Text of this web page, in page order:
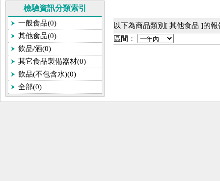
檢驗資訊分類索引
一般食品(0)
其他食品(0)
飲品/酒(0)
其它食品製備器材(0)
飲品(不包含水)(0)
全部(0)
以下為商品類別[ 其他食品 ]的
區間：